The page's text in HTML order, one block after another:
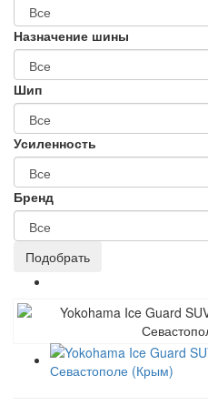
Назначение шины
Шип
Усиленность
Бренд